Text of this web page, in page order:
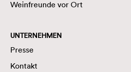
Weinfreunde vor Ort
UNTERNEHMEN
Presse
Kontakt